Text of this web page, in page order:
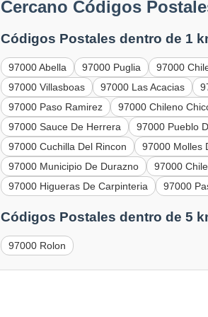
Cercano Códigos
Códigos Postales dentro de 1
97000 Abella 97000 Puglia
97000
97000 Villasboas
97000 Las Acacias
97000 Paso Ramirez
97000 Chileno
97000 Sauce De Herrera
97000 Pueblo
97000 Cuchilla Del Rincon
97000 Molles
97000 Municipio De Durazno
97000
97000 Higueras De Carpinteria
97000
Códigos Postales dentro de 5
97000 Rolon